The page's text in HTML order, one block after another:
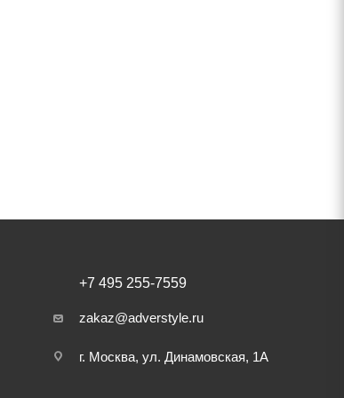
+7 495 255-7559
zakaz@adverstyle.ru
г. Москва, ул. Динамовская, 1А